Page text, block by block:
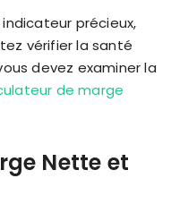
précieux,
vérifier la santé
devez examiner la
de marge
Nette et